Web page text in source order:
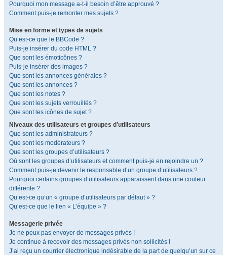
Pourquoi mon message a-t-il besoin d’être approuvé ?
Comment puis-je remonter mes sujets ?
Mise en forme et types de sujets
Qu’est-ce que le BBCode ?
Puis-je insérer du code HTML ?
Que sont les émoticônes ?
Puis-je insérer des images ?
Que sont les annonces générales ?
Que sont les annonces ?
Que sont les notes ?
Que sont les sujets verrouillés ?
Que sont les icônes de sujet ?
Niveaux des utilisateurs et groupes d’utilisateurs
Que sont les administrateurs ?
Que sont les modérateurs ?
Que sont les groupes d’utilisateurs ?
Où sont les groupes d’utilisateurs et comment puis-je en rejoindre un ?
Comment puis-je devenir le responsable d’un groupe d’utilisateurs ?
Pourquoi certains groupes d’utilisateurs apparaissent dans une couleur
différente ?
Qu’est-ce qu’un « groupe d’utilisateurs par défaut » ?
Qu’est-ce que le lien « L’équipe » ?
Messagerie privée
Je ne peux pas envoyer de messages privés !
Je continue à recevoir des messages privés non sollicités !
J’ai reçu un courrier électronique indésirable de la part de quelqu’un sur ce